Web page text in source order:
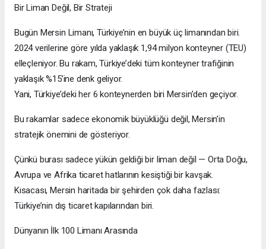
Bir Liman Değil, Bir Strateji
Bugün Mersin Limanı, Türkiye’nin en büyük üç limanından biri.
2024 verilerine göre yılda yaklaşık 1,94 milyon konteyner (TEU)
elleçleniyor. Bu rakam, Türkiye’deki tüm konteyner trafiğinin
yaklaşık %15’ine denk geliyor.
Yani, Türkiye’deki her 6 konteynerden biri Mersin’den geçiyor.
Bu rakamlar sadece ekonomik büyüklüğü değil, Mersin’in
stratejik önemini de gösteriyor.
Çünkü burası sadece yükün geldiği bir liman değil — Orta Doğu,
Avrupa ve Afrika ticaret hatlarının kesiştiği bir kavşak.
Kısacası, Mersin haritada bir şehirden çok daha fazlası:
Türkiye’nin dış ticaret kapılarından biri.
Dünyanın İlk 100 Limanı Arasında